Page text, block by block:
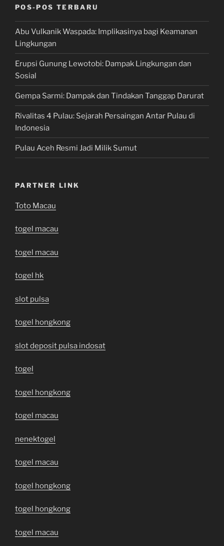
POS-POS TERBARU
Abu Vulkanik Waspada: Implikasinya bagi Keamanan
Lingkungan
Erupsi Gunung Lewotobi: Dampak Lingkungan dan
Sosial
Gempa Sarmi: Dampak dan Tindakan Tanggap Darurat
Rivalitas 4 Pulau: Sejarah Persaingan Antar Pulau di
Indonesia
Pulau Aceh Resmi Jadi Milik Sumut
PARTNER LINK
Toto Macau
togel macau
togel macau
togel hk
slot pulsa
togel hongkong
slot deposit pulsa indosat
togel
togel hongkong
togel macau
nenektogel
togel macau
togel hongkong
togel hongkong
togel macau